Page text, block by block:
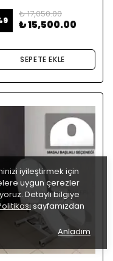
iyileştirmek için
uygun çerezler
Detaylı bilgiye
sayfamızdan
Anladım
9
₺ 17,050.00
₺ 15,500.00
SEPETE EKLE